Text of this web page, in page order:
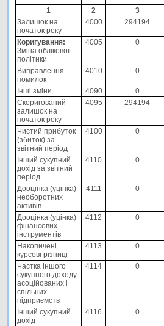
1 2
3
Залишок на
початок року
4000 294194
Коригування:
Зміна облікової
політики
4005 0
Виправлення
помилок
4010 0
Інші зміни 4090
0
Скоригований
залишок на
початок року
4095 294194
Чистий прибуток
(збиток) за
звітний період
4100 0
Інший сукупний
дохід за звітний
період
4110 0
Дооцінка (уцінка)
необоротних
активів
4111 0
Дооцінка (уцінка)
фінансових
інструментів
4112 0
Накопичені
курсові різниці
4113 0
Частка іншого
сукупного доходу
асоційованих і
спільних
підприємств
4114 0
Інший сукупний
дохід
4116 0